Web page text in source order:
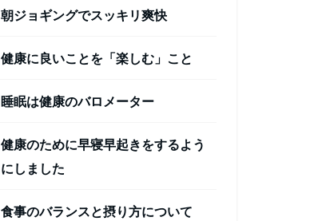
朝ジョギングでスッキリ爽快
健康に良いことを「楽しむ」こと
睡眠は健康のバロメーター
健康のために早寝早起きをするよう
にしました
食事のバランスと摂り方について